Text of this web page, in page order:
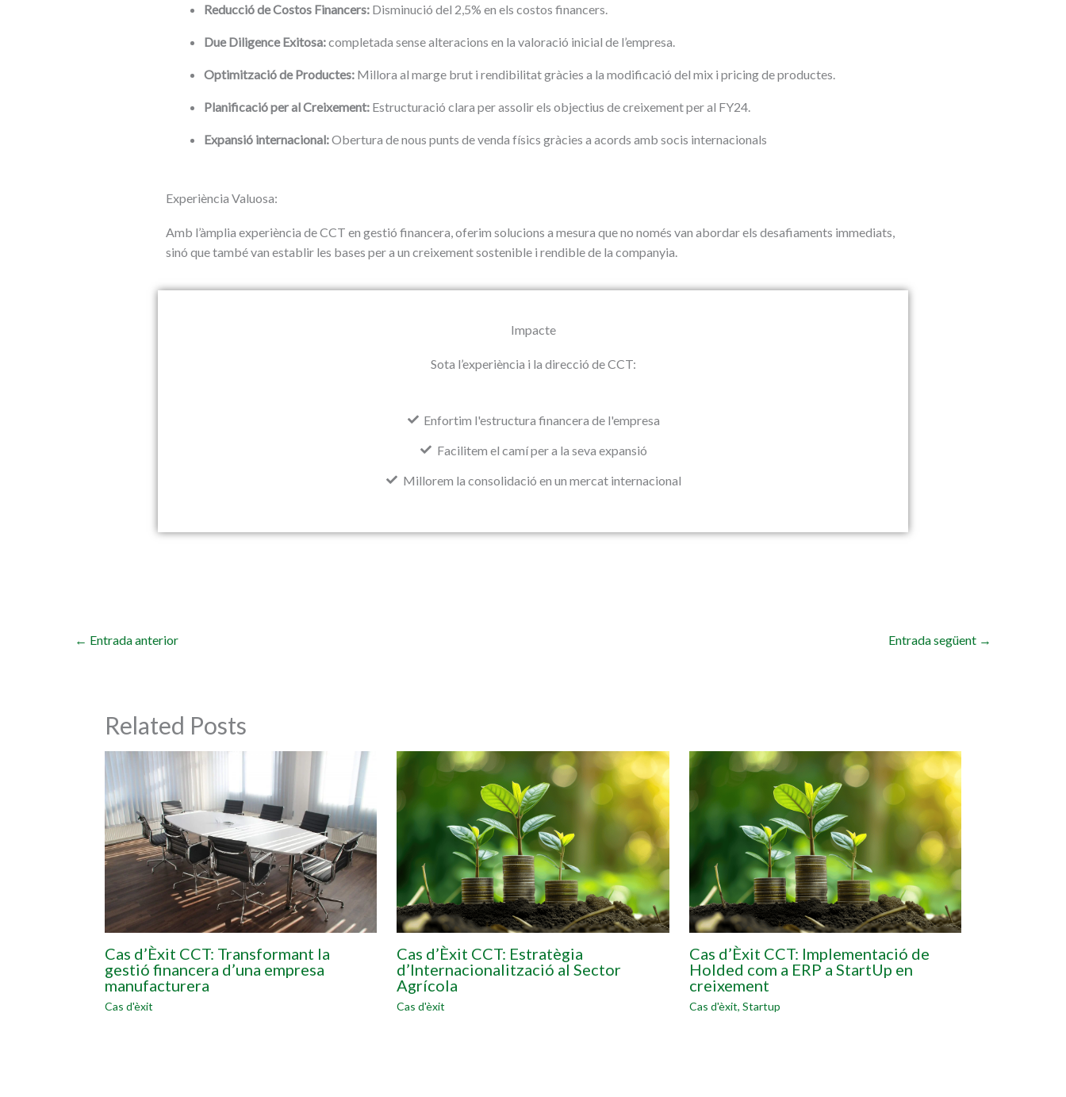
Reducció de Costos Financers:Disminució del 2,5% en els costos financers.
Due Diligence Exitosa:completada sense alteracions en la valoració inicial de l’empresa.
Optimització de Productes:Millora al marge brut i rendibilitat gràcies a la modificació del mix i pricing de productes.
Planificació per al Creixement:Estructuració clara per assolir els objectius de creixement per al FY24.
Expansió internacional:Obertura de nous punts de venda físics gràcies a acords amb socis internacionals
Experiència Valuosa:
Amb l’àmplia experiència de CCT en gestió financera, oferim solucions a mesura que no només van abordar els desafiaments immediats,
sinó que també van establir les bases per a un creixement sostenible i rendible de la companyia.
Impacte
Sota l’experiència i la direcció de CCT:
Enfortim l'estructura financera de l'empresa
Facilitem el camí per a la seva expansió
Millorem la consolidació en un mercat internacional
← Entrada anterior Entrada següent →
Related Posts
Cas d’Èxit CCT: Transformant la
gestió financera d’una empresa
manufacturera
Cas d'èxit
Cas d’Èxit CCT: Estratègia
d’Internacionalització al Sector
Agrícola
Cas d'èxit
Cas d’Èxit CCT: Implementació de
Holded com a ERP a StartUp en
creixement
Cas d'èxit, Startup